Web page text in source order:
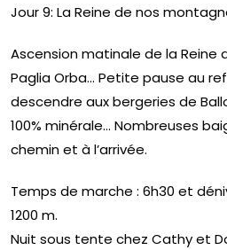
Jour 9: La Reine de nos
Ascension matinale de la Reine
Paglia Orba… Petite pause au
descendre aux bergeries de
100% minérale… Nombreuses
chemin et à l’arrivée.
Temps de marche : 6h30 et
1200 m.
Nuit sous tente chez Cathy et